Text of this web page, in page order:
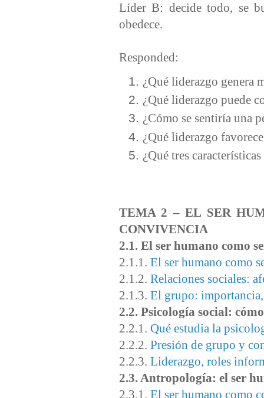
Líder B: decide todo, se
obedece.
Responded:
¿Qué liderazgo genera
¿Qué liderazgo puede
¿Cómo se sentiría una
¿Qué liderazgo
¿Qué tres
TEMA 2 – EL SER
CONVIVENCIA
2.1. El ser humano como
2.1.1. El ser humano como
2.1.2. Relaciones sociales:
2.1.3. El grupo:
2.2. Psicología social:
2.2.1. Qué estudia la
2.2.2. Presión de grupo y
2.2.3. Liderazgo, roles
2.3. Antropología: el ser
2.3.1. El ser humano como